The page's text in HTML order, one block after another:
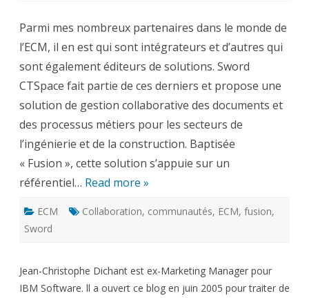
Community
–
Sword
CTSpace
Parmi mes nombreux partenaires dans le monde de
l’ECM, il en est qui sont intégrateurs et d’autres qui
sont également éditeurs de solutions. Sword
CTSpace fait partie de ces derniers et propose une
solution de gestion collaborative des documents et
des processus métiers pour les secteurs de
l’ingénierie et de la construction. Baptisée
« Fusion », cette solution s’appuie sur un
référentiel… Read more »
ECM Collaboration, communautés, ECM, fusion,
Sword
Jean-Christophe Dichant est ex-Marketing Manager pour
IBM Software. ll a ouvert ce blog en juin 2005 pour traiter de